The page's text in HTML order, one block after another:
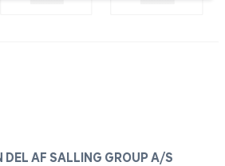
DEL AF SALLING GROUP A/S